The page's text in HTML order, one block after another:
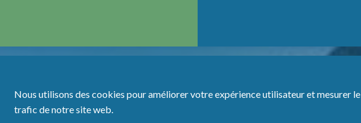
Nous utilisons des cookies pour améliorer votre expérience utilisateur et mesurer le
trafic de notre site web.